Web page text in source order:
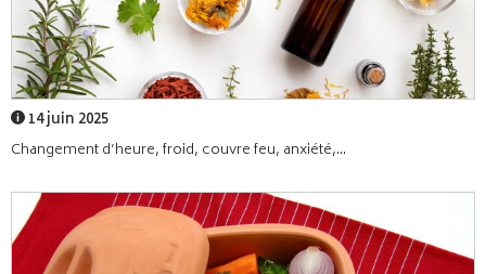
14 juin 2025
Changement d’heure, froid, couvre feu, anxiété,...